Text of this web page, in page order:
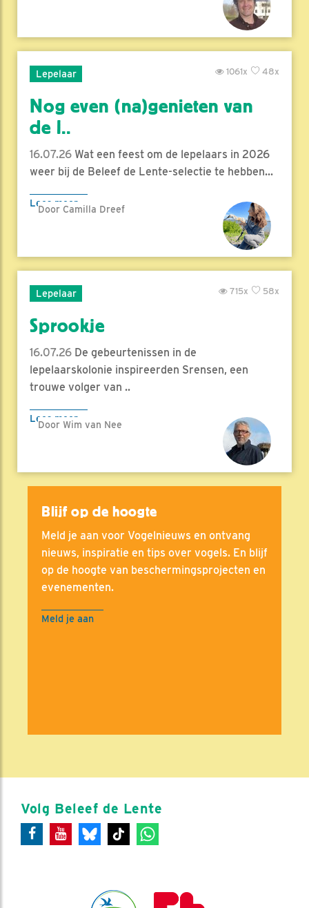
Lepelaar 48x
1061x
Nog even (na)genieten van
de l..
16.07.26 Wat een feest om de lepelaars in 2026
weer bij de Beleef de Lente-selectie te hebben...
Lees meer
Door Camilla Dreef
Lepelaar 58x
715x
Sprookje
16.07.26 De gebeurtenissen in de
lepelaarskolonie inspireerden Srensen, een
trouwe volger van ..
Lees meer
Door Wim van Nee
Blijf op de hoogte
Meld je aan voor Vogelnieuws en ontvang
nieuws, inspiratie en tips over vogels. En blijf
op de hoogte van beschermingsprojecten en
evenementen.
Meld je aan
Volg Beleef de Lente